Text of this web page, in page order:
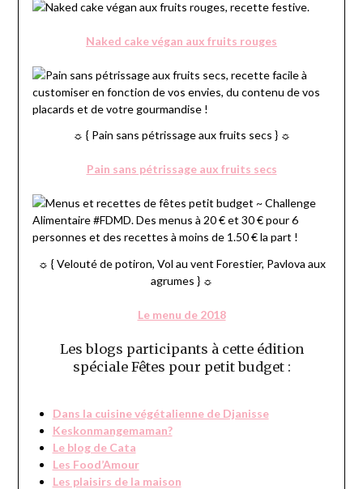
Naked cake végan aux fruits rouges
☼ { Pain sans pétrissage aux fruits secs } ☼
Pain sans pétrissage aux fruits secs
☼ { Velouté de potiron, Vol au vent Forestier, Pavlova aux
agrumes } ☼
Le menu de 2018
Les blogs participants à cette édition
spéciale Fêtes pour petit budget :
Dans la cuisine végétalienne de Djanisse
Keskonmangemaman?
Le blog de Cata
Les Food’Amour
Les plaisirs de la maison